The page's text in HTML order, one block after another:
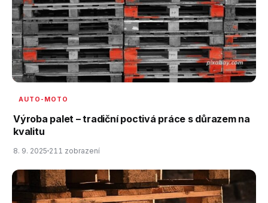
AUTO-MOTO
Výroba palet – tradiční poctivá práce s důrazem na
kvalitu
8. 9. 2025 211 zobrazení